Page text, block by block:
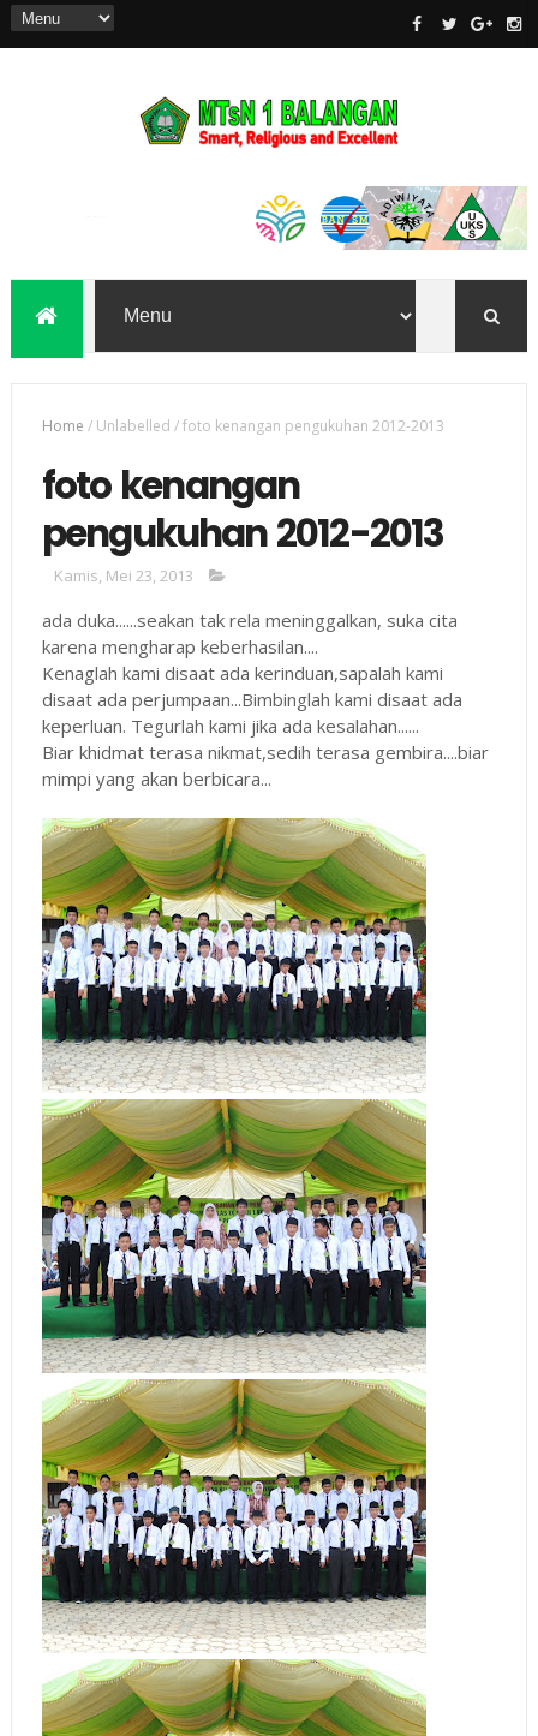
Home /Unlabelled /foto kenangan pengukuhan 2012-2013
foto kenangan
pengukuhan 2012-2013
Kamis, Mei 23, 2013
ada duka......seakan tak rela meninggalkan, suka cita
karena mengharap keberhasilan....
Kenaglah kami disaat ada kerinduan,sapalah kami
disaat ada perjumpaan...Bimbinglah kami disaat ada
keperluan. Tegurlah kami jika ada kesalahan......
Biar khidmat terasa nikmat,sedih terasa gembira....biar
mimpi yang akan berbicara...